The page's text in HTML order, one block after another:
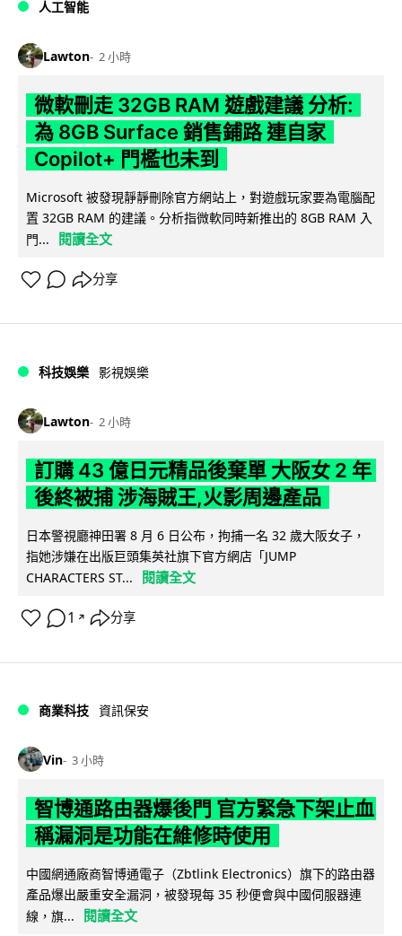
人工智能
Lawton 2 小時
微軟刪走 32GB RAM 遊戲建議 分析:
為 8GB Surface 銷售鋪路 連自家
Copilot+ 門檻也未到
Microsoft 被發現靜靜刪除官方網站上，對遊戲玩家要為電腦配
置 32GB RAM 的建議。分析指微軟同時新推出的 8GB RAM 入
門...
閱讀全文
分享
科技娛樂 影視娛樂
Lawton 2 小時
訂購 43 億日元精品後棄單 大阪女 2 年
後終被捕 涉海賊王,火影周邊產品
日本警視廳神田署 8 月 6 日公布，拘捕一名 32 歲大阪女子，
指她涉嫌在出版巨頭集英社旗下官方網店「JUMP
CHARACTERS ST...
閱讀全文
1 ↗ 分享
商業科技 資訊保安
Vin 3 小時
智博通路由器爆後門 官方緊急下架止血
稱漏洞是功能在維修時使用
中國網通廠商智博通電子（Zbtlink Electronics）旗下的路由器
產品爆出嚴重安全漏洞，被發現每 35 秒便會與中國伺服器連
線，旗...
閱讀全文